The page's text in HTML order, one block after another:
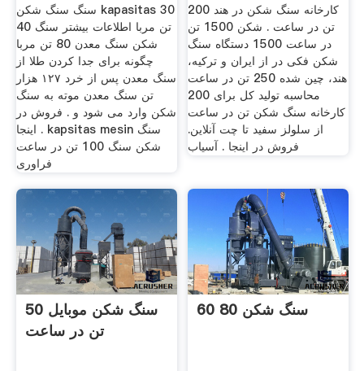
سنگ سنگ شکن kapasitas 30
40 تن مربا اطلاعات بیشتر سنگ
شکن سنگ معدن 80 تن مربا
چگونه برای جدا کردن طلا از
سنگ معدن پس از خرد ۱۲۷ هزار
تن سنگ معدن موته به سنگ
شکن وارد می شود و . فروش در
اینجا . kapsitas mesin سنگ
شکن سنگ 100 تن در ساعت
فراوری
کارخانه سنگ شکن در هند 200
تن در ساعت . شکن 1500 تن
در ساعت 1500 دستگاه سنگ
شکن فکی در از ایران و ترکیه،
هند، چین شده 250 تن در ساعت
محاسبه تولید کل برای 200
کارخانه سنگ شکن تن در ساعت
از سلولز سفيد تا چت آنلاین.
فروش در اینجا . آسیاب
سنگ شکن موبایل 50
تن در ساعت
60 80 سنگ شکن